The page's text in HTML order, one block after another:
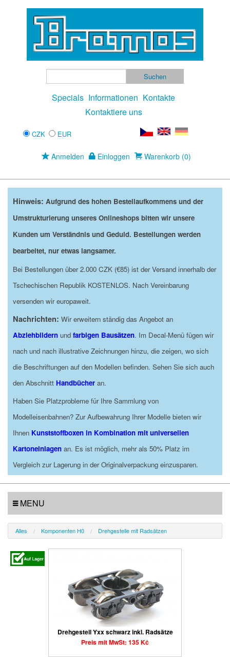
Specials Informationen Kontakte
Kontaktiere uns
CZK EUR
Anmelden Einloggen Warenkorb (0)
Hinweis: Aufgrund des hohen Bestellaufkommens und der
Umstrukturierung unseres Onlineshops bitten wir unsere
Kunden um Verständnis und Geduld. Bestellungen werden
bearbeitet, nur etwas langsamer.
Bei Bestellungen über 2.000 CZK (€85) ist der Versand innerhalb der
Tschechischen Republik KOSTENLOS. Nach Vereinbarung
versenden wir europaweit.
Nachrichten: Wir erweitern ständig das Angebot an
Abziehbildern und farbigen Bausätzen. Im Decal-Menü fügen wir
nach und nach illustrative Zeichnungen hinzu, die zeigen, wo sich
die Beschriftungen auf den Modellen befinden. Sehen Sie sich auch
den Abschnitt Handbücher an.
Haben Sie Platzprobleme für Ihre Sammlung von
Modelleisenbahnen? Zur Aufbewahrung Ihrer Modelle bieten wir
Ihnen Kunststoffboxen in Kombination mit universellen
Kartoneinlagen an. Es ist möglich, mehr als 50% Platz im
Vergleich zur Lagerung in der Originalverpackung einzusparen.
MENU
Alles Komponenten H0 Drehgestelle mit Radsätzen
Drehgestell Yxx schwarz inkl. Radsätze
Preis mit MwSt: 135 Kč